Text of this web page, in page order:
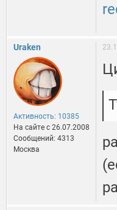
Uraken
Активность: 10385
На сайте c 26.07.2008
Сообщений: 4313
Москва